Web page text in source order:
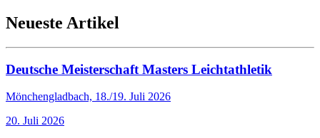
Neueste Artikel
Deutsche Meisterschaft Masters Leichtathletik
Mönchengladbach, 18./19. Juli 2026
20. Juli 2026